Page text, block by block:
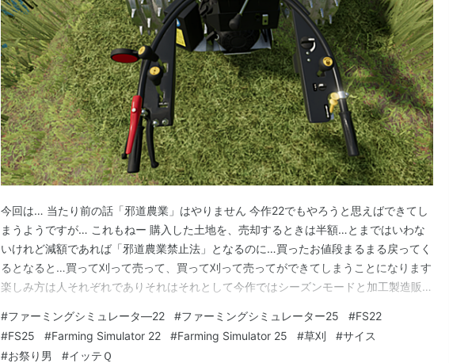
今回は… 当たり前の話「邪道農業」はやりません 今作22でもやろうと思えばできてし
まうようですが… これもねー 購入した土地を、売却するときは半額…とまではいわな
いけれど減額であれば「邪道農業禁止法」となるのに…買ったお値段まるまる戻ってく
るとなると…買って刈って売って、買って刈って売ってができてしまうことになります
楽しみ方は人それぞれでありそれはそれとして今作ではシーズンモードと加工製造販
がない」ゲームとは一線を画して間接的に邪道農業を抑制している気がします という
ことで！ 拠点の農地、動物の楽園を置いてもまだ半…
#ファーミングシミュレータ―22 #ファーミングシミュレーター25 #FS22
#FS25 #Farming Simulator 22 #Farming Simulator 25 #草刈 #サイス
#お祭り男 #イッテＱ